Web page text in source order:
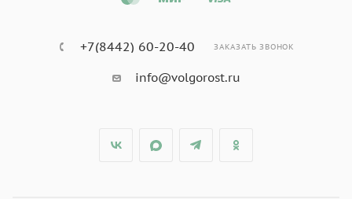
+7(8442) 60-20-40 ЗАКАЗАТЬ ЗВОНОК
info@volgorost.ru